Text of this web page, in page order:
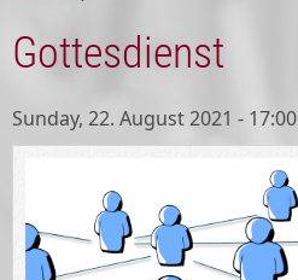
Gottesdienst
Sunday, 22. August 2021 - 17:00